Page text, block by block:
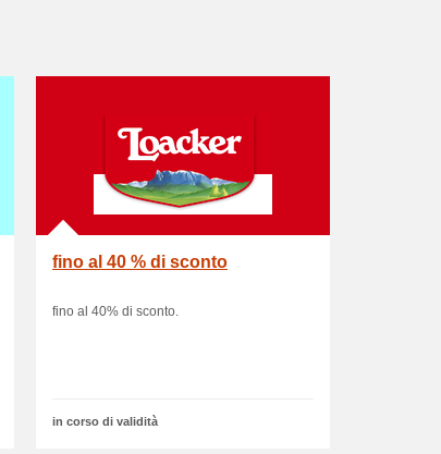
fino al 40 % di sconto
fino al 40% di sconto.
in corso di validità